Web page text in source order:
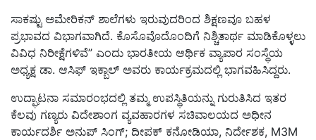
ಸಾಕಷ್ಟು ಅಮೇರಿಕನ್ ಶಾಲೆಗಳು ಇರುವುದರಿಂದ ಶಿಕ್ಷಣವೂ ಬಹಳ
ಪ್ರಭಾವದ ವಿಭಾಗವಾಗಿದೆ. ಕೊಸೊವೊದೊಂದಿಗೆ ನಿಶ್ಚಿತಾರ್ಥ ಮಾಡಿಕೊಳ್ಳಲು
ವಿವಿಧ ನಿರೀಕ್ಷೆಗಳಿವೆ” ಎಂದು ಭಾರತೀಯ ಆರ್ಥಿಕ ವ್ಯಾಪಾರ ಸಂಸ್ಥೆಯ
ಅಧ್ಯಕ್ಷ ಡಾ. ಆಸಿಫ್ ಇಕ್ಬಾಲ್ ಅವರು ಕಾರ್ಯಕ್ರಮದಲ್ಲಿ ಭಾಗವಹಿಸಿದ್ದರು.
ಉದ್ಘಾಟನಾ ಸಮಾರಂಭದಲ್ಲಿ ತಮ್ಮ ಉಪಸ್ಥಿತಿಯನ್ನು ಗುರುತಿಸಿದ ಇತರ
ಕೆಲವು ಗಣ್ಯರು ವಿದೇಶಾಂಗ ವ್ಯವಹಾರಗಳ ಸಚಿವಾಲಯದ ಅಧೀನ
ಕಾರ್ಯದರ್ಶಿ ಅನುಪ್ ಸಿಂಗ್; ದೀಪಕ್ ಕನೋಡಿಯಾ, ನಿರ್ದೇಶಕ, M3M